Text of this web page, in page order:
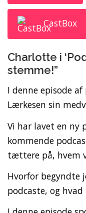
CastBox
Charlotte i
stemme!”
I denne episode
Lærkesen sin
Vi har lavet en ny
kommende
tættere på, hvem
Hvorfor begyndte
podcaste, og